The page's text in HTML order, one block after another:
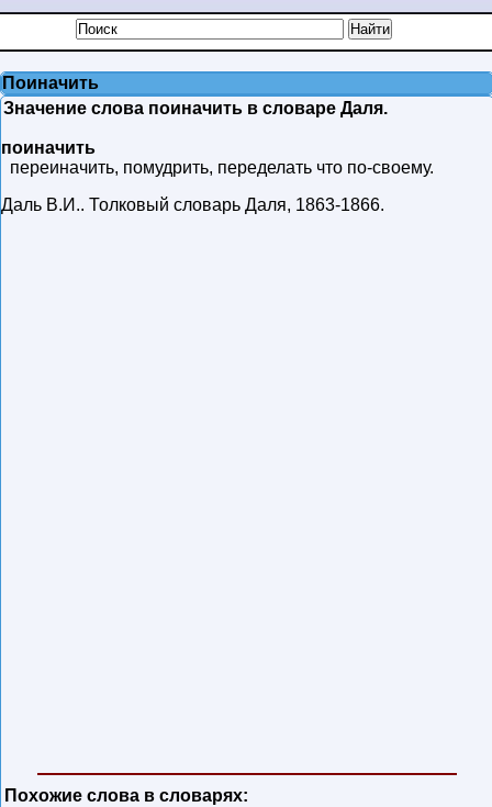
Поиначить
Значение слова поиначить в словаре Даля.
поиначить
переиначить, помудрить, переделать что по-своему.
Даль В.И.. Толковый словарь Даля, 1863-1866.
Похожие слова в словарях: